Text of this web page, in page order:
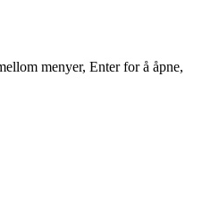
menyer, Enter for å åpne,